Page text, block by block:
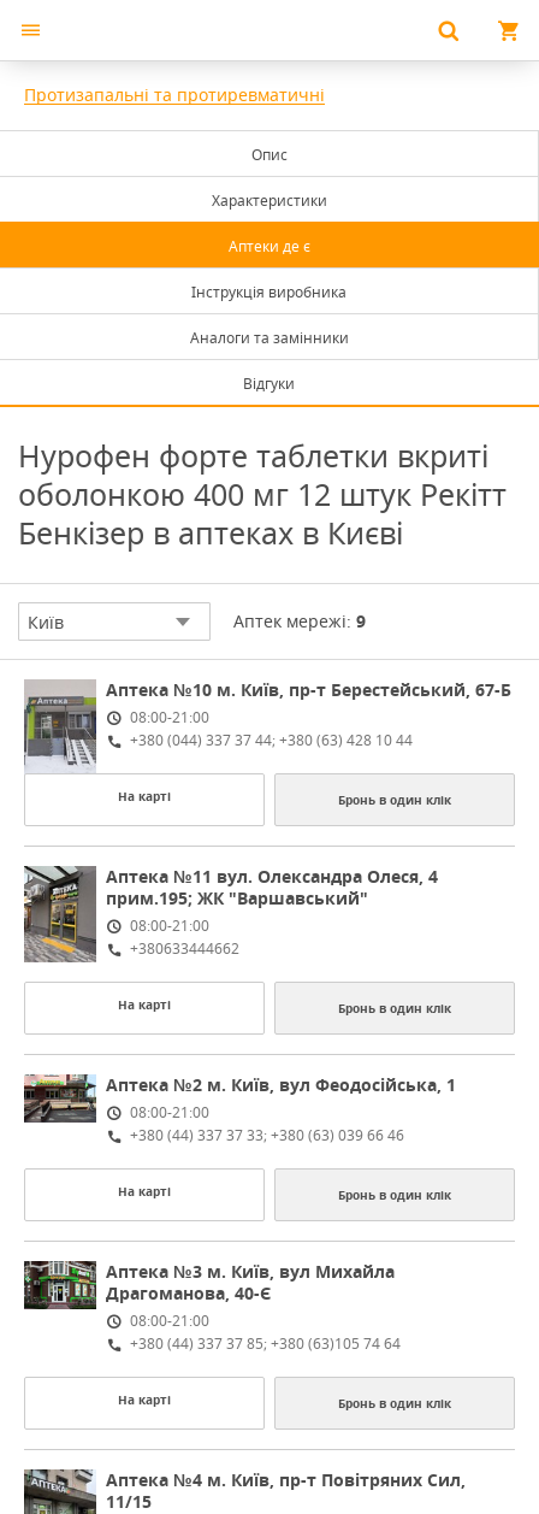
Протизапальні та протиревматичні
Опис
Характеристики
Аптеки де є
Інструкція виробника
Аналоги та замінники
Відгуки
Нурофен форте таблетки вкриті
оболонкою 400 мг 12 штук Рекітт
Бенкізер в аптеках в Києві
Київ Аптек мережі: 9
Aптека №10 м. Київ, пр-т Берестейський, 67-Б
08:00-21:00
+380 (044) 337 37 44; +380 (63) 428 10 44
На карті Бронь в один клік
Аптека №11 вул. Олександра Олеся, 4
прим.195; ЖК "Варшавський"
08:00-21:00
+380633444662
На карті Бронь в один клік
Аптека №2 м. Київ, вул Феодосійська, 1
08:00-21:00
+380 (44) 337 37 33; +380 (63) 039 66 46
На карті Бронь в один клік
Аптека №3 м. Київ, вул Михайла
Драгоманова, 40-Є
08:00-21:00
+380 (44) 337 37 85; +380 (63)105 74 64
На карті Бронь в один клік
Аптека №4 м. Київ, пр-т Повітряних Сил,
11/15